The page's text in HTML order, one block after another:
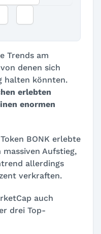
Trends am
denen sich
halten könnten.
erlebten
enormen
BONK erlebte
massiven Aufstieg,
allerdings
verkraften.
auch
drei Top-